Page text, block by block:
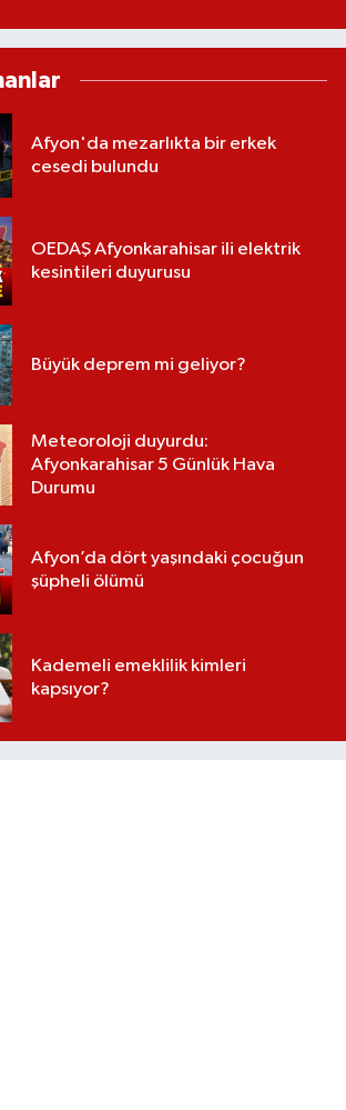
Afyon'da mezarlıkta bir erkek
cesedi bulundu
OEDAŞ Afyonkarahisar ili elektrik
kesintileri duyurusu
Büyük deprem mi geliyor?
Meteoroloji duyurdu:
Afyonkarahisar 5 Günlük Hava
Durumu
Afyon’da dört yaşındaki çocuğun
şüpheli ölümü
Kademeli emeklilik kimleri
kapsıyor?